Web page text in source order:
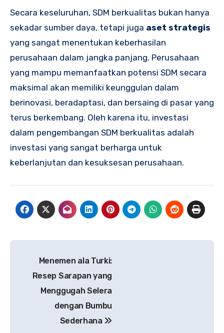
Secara keseluruhan, SDM berkualitas bukan hanya
sekadar sumber daya, tetapi juga aset strategis
yang sangat menentukan keberhasilan
perusahaan dalam jangka panjang. Perusahaan
yang mampu memanfaatkan potensi SDM secara
maksimal akan memiliki keunggulan dalam
berinovasi, beradaptasi, dan bersaing di pasar yang
terus berkembang. Oleh karena itu, investasi
dalam pengembangan SDM berkualitas adalah
investasi yang sangat berharga untuk
keberlanjutan dan kesuksesan perusahaan.
pos
Menemen ala Turki:
Resep Sarapan yang
Menggugah Selera
dengan Bumbu
Sederhana